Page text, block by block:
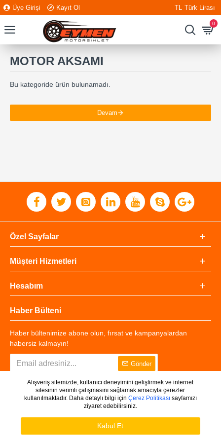
Üye Girişi Kayıt Ol TL Türk Lirası
0
MOTOR AKSAMI
Bu kategoride ürün bulunamadı.
Devam
Özel Sayfalar
Müşteri Hizmetleri
Hesabım
Haber Bülteni
Haber bültenimize abone olun, fırsat ve kampanyalardan
habersiz kalmayın!
Gönder
Copyright © 2025 - Tüm Hakları Saklıdır.
Alışveriş sitemizde, kullanıcı deneyimini geliştirmek ve internet
sitesinin verimli çalışmasını sağlamak amacıyla çerezler
kullanılmaktadır. Daha detaylı bilgi için Çerez Politikasısayfamızı
ziyaret edebilirsiniz.
Kabul Et
Ürünleri Filtrele